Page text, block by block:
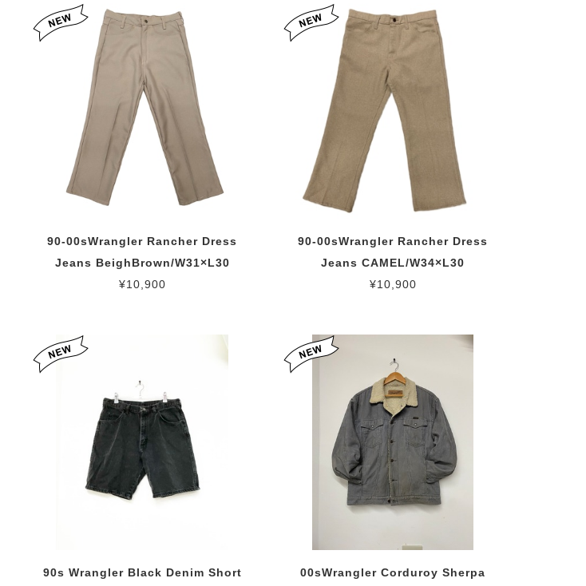
90-00sWrangler Rancher Dress
Jeans BeighBrown/W31×L30
¥10,900
90-00sWrangler Rancher Dress
Jeans CAMEL/W34×L30
¥10,900
90s Wrangler Black Denim Short
00sWrangler Corduroy Sherpa